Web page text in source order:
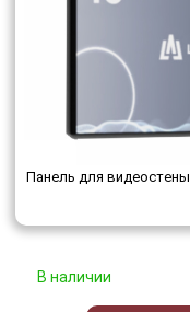
Панель для видеостены
В наличии